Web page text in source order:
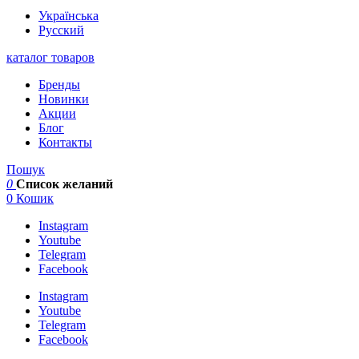
Українська
Русский
каталог товаров
Бренды
Новинки
Акции
Блог
Контакты
Пошук
0 Список желаний
0 Кошик
Instagram
Youtube
Telegram
Facebook
Instagram
Youtube
Telegram
Facebook